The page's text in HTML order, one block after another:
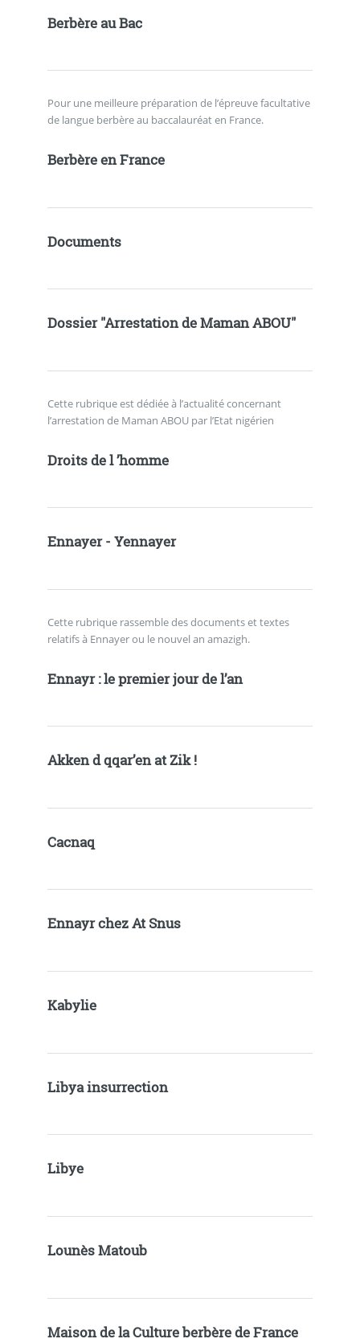
Berbère au Bac
Pour une meilleure préparation de l’épreuve facultative
de langue berbère au baccalauréat en France.
Berbère en France
Documents
Dossier "Arrestation de Maman ABOU"
Cette rubrique est dédiée à l’actualité concernant
l’arrestation de Maman ABOU par l’Etat nigérien
Droits de l ’homme
Ennayer - Yennayer
Cette rubrique rassemble des documents et textes
relatifs à Ennayer ou le nouvel an amazigh.
Ennayr : le premier jour de l’an
Akken d qqar’en at Zik !
Cacnaq
Ennayr chez At Snus
Kabylie
Libya insurrection
Libye
Lounès Matoub
Maison de la Culture berbère de France